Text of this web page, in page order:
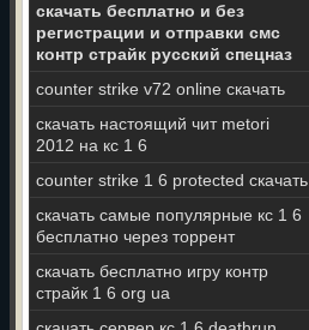
скачать бесплатно и без
регистрации и отправки смс
контр страйк русский спецназ
counter strike v72 online скачать
скачать настоящий чит metori
2012 на кс 1 6
counter strike 1 6 protected скачать
скачать самые популярные кс 1 6
бесплатно через торрент
скачать бесплатно игру контр
страйк 1 6 org ua